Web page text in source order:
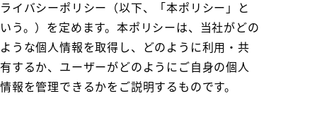
ライバシーポリシー（以下、「本ポリシー」と
いう。）を定めます。本ポリシーは、当社がどの
ような個人情報を取得し、どのように利用・共
有するか、ユーザーがどのようにご自身の個人
情報を管理できるかをご説明するものです。